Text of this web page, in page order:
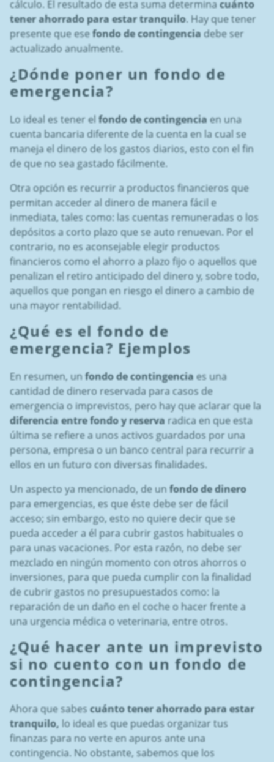
cálculo. El resultado de esta suma determinacuánto
tener ahorrado para estar tranquilo. Hay que tener
presente que esefondo de contingenciadebe ser
actualizado anualmente.
¿Dónde poner un fondo de
emergencia?
Lo ideal es tener elfondo de contingenciaen una
cuenta bancaria diferente de la cuenta en la cual se
maneja el dinero de los gastos diarios, esto con el fin
de que no sea gastado fácilmente.
Otra opción es recurrir a productos financieros que
permitan acceder al dinero de manera fácil e
inmediata, tales como: las cuentas remuneradas o los
depósitos a corto plazo que se auto renuevan. Por el
contrario, no es aconsejable elegir productos
financieros como el ahorro a plazo fijo o aquellos que
penalizan el retiro anticipado del dinero y, sobre todo,
aquellos que pongan en riesgo el dinero a cambio de
una mayor rentabilidad.
¿Qué es el fondo de
emergencia? Ejemplos
En resumen, unfondo de contingenciaes una
cantidad de dinero reservada para casos de
emergencia o imprevistos, pero hay que aclarar que la
diferencia entre fondo y reservaradica en que esta
última se refiere a unos activos guardados por una
persona, empresa o un banco central para recurrir a
ellos en un futuro con diversas finalidades.
Un aspecto ya mencionado, de unfondo de dinero
para emergencias, es que éste debe ser de fácil
acceso; sin embargo, esto no quiere decir que se
pueda acceder a él para cubrir gastos habituales o
para unas vacaciones. Por esta razón, no debe ser
mezclado en ningún momento con otros ahorros o
inversiones, para que pueda cumplir con la finalidad
de cubrir gastos no presupuestados como: la
reparación de un daño en el coche o hacer frente a
una urgencia médica o veterinaria, entre otros.
¿Qué hacer ante un imprevisto
si no cuento con unfondo de
contingencia?
Ahora que sabescuánto tener ahorrado para estar
tranquilo, lo ideal es que puedas organizar tus
finanzas para no verte en apuros ante una
contingencia. No obstante, sabemos que los